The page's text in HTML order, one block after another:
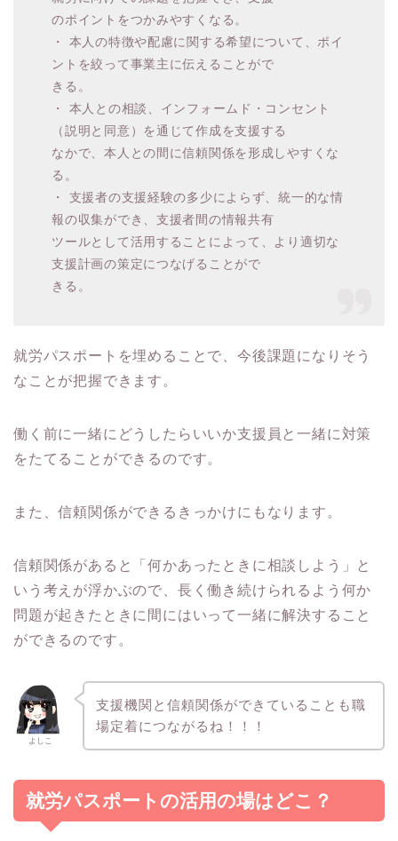
のポイントをつかみやすくなる。
・ 本人の特徴や配慮に関する希望について、ポイ
ントを絞って事業主に伝えることがで
きる。
・ 本人との相談、インフォームド・コンセント
（説明と同意）を通じて作成を支援する
なかで、本人との間に信頼関係を形成しやすくな
る。
・ 支援者の支援経験の多少によらず、統一的な情
報の収集ができ、支援者間の情報共有
ツールとして活用することによって、より適切な
支援計画の策定につなげることがで
きる。
就労パスポートを埋めることで、今後課題になりそう
なことが把握できます。
働く前に一緒にどうしたらいいか支援員と一緒に対策
をたてることができるのです。
また、信頼関係ができるきっかけにもなります。
信頼関係があると「何かあったときに相談しよう」と
いう考えが浮かぶので、長く働き続けられるよう何か
問題が起きたときに間にはいって一緒に解決すること
ができるのです。
よしこ
支援機関と信頼関係ができていることも職
場定着につながるね！！！
就労パスポートの活用の場はどこ？